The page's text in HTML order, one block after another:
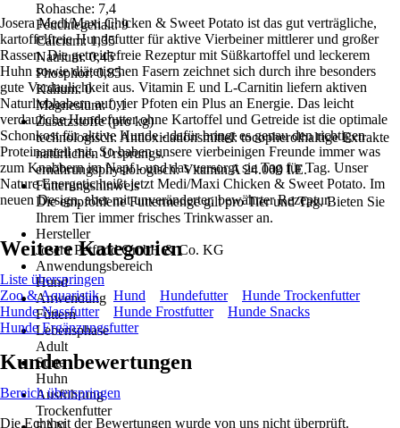
Rohasche: 7,4
Feuchtegehalt: 9
Calcium: 1,35
Natrium: 0,45
Phosphor: 0,85
Kalium: 0
Magnesium: 0,1
Zusatzstoffe (pro kg)
technologisch: Antioxidationsmittel: tocopherolhaltige Extrakte
natürlichen Ursprungs.
ernährungsphysiologisch: Vitamin A 24.000 I.E.
Fütterungshinweis
Die empfohlene Futtermenge gilt pro Tier und Tag. Bieten Sie
Ihrem Tier immer frisches Trinkwasser an.
Hersteller
Josera Petfood GmbH & Co. KG
Anwendungsbereich
Hund
Anwendung
Füttern
Lebensphase
Adult
Sorte
Huhn
Ausführung
Trockenfutter
Josera Medi/Maxi Chicken & Sweet Potato ist das gut verträgliche,
kartoffelfreie Hundefutter für aktive Vierbeiner mittlerer und großer
Rassen. Die getreidefreie Rezeptur mit Süßkartoffel und leckerem
Huhn sowie diätetischen Fasern zeichnet sich durch ihre besonders
gute Verdaulichkeit aus. Vitamin E und L-Carnitin liefern aktiven
Naturliebhabern auf vier Pfoten ein Plus an Energie. Das leicht
verdauliche Hundefutter ohne Kartoffel und Getreide ist die optimale
Schonkost für aktive Hunde - dafür bringt es genau den richtigen
Proteinanteil mit. So haben unsere vierbeinigen Freunde immer was
zum Knabbern im Napf - und das versorgt sie Tag für Tag. Unser
Nature Energetic heißt jetzt Medi/Maxi Chicken & Sweet Potato. Im
neuen Design, aber mit unveränderter, bewährter Rezeptur.
Weitere Kategorien
Liste überspringen
Zoo & Aquaristik
Hund Hundefutter
Hunde Trockenfutter
Hunde Nassfutter
Hunde Frostfutter
Hunde Snacks
Hunde Ergänzungsfutter
Kundenbewertungen
Bereich überspringen
Die Echtheit der Bewertungen wurde von uns nicht überprüft.